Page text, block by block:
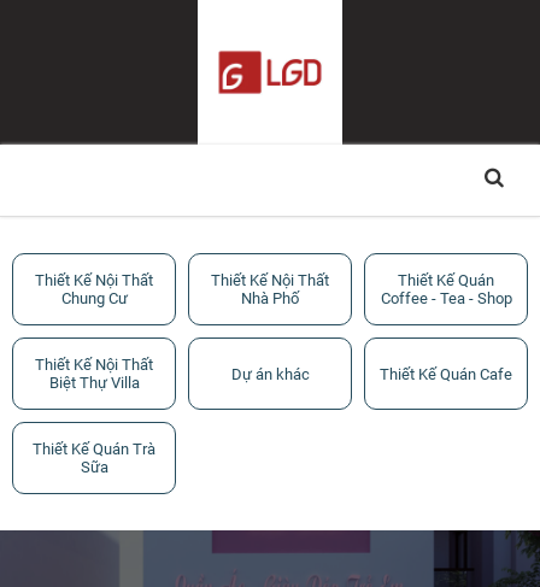
Thiết Kế Nội Thất
Chung Cư
Thiết Kế Nội Thất
Nhà Phố
Thiết Kế Quán
Coffee - Tea - Shop
Thiết Kế Nội Thất
Biệt Thự Villa
Dự án khác Thiết Kế Quán Cafe
Thiết Kế Quán Trà
Sữa